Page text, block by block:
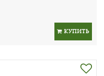
КУПИТЬ